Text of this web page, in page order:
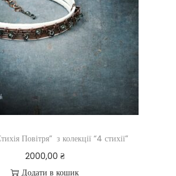
Повітря” з колекції “4 стихії”
2000,00 ₴
Додати в кошик